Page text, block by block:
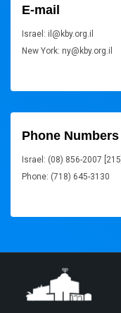
E-mail
Israel: il@kby.org.il
New York: ny@kby.org.il
Phone Numbers
Israel: (08) 856-2007 [215]
Phone: (718) 645-3130